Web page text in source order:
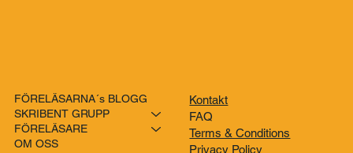
FÖRELÄSARNA´s BLOGG
SKRIBENT GRUPP
FÖRELÄSARE
OM OSS
Kontakt
FAQ
Terms & Conditions
Privacy Policy